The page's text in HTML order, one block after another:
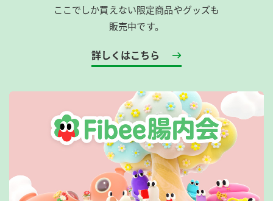
ここでしか買えない限定商品やグッズも
販売中です。
詳しくはこちら